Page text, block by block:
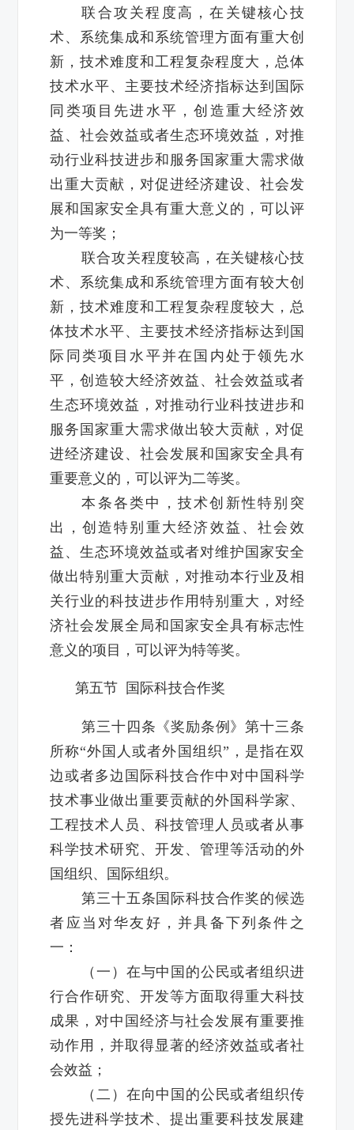
联合攻关程度高，在关键核心技
术、系统集成和系统管理方面有重大创
新，技术难度和工程复杂程度大，总体
技术水平、主要技术经济指标达到国际
同类项目先进水平，创造重大经济效
益、社会效益或者生态环境效益，对推
动行业科技进步和服务国家重大需求做
出重大贡献，对促进经济建设、社会发
展和国家安全具有重大意义的，可以评
为一等奖；
联合攻关程度较高，在关键核心技
术、系统集成和系统管理方面有较大创
新，技术难度和工程复杂程度较大，总
体技术水平、主要技术经济指标达到国
际同类项目水平并在国内处于领先水
平，创造较大经济效益、社会效益或者
生态环境效益，对推动行业科技进步和
服务国家重大需求做出较大贡献，对促
进经济建设、社会发展和国家安全具有
重要意义的，可以评为二等奖。
本条各类中，技术创新性特别突
出，创造特别重大经济效益、社会效
益、生态环境效益或者对维护国家安全
做出特别重大贡献，对推动本行业及相
关行业的科技进步作用特别重大，对经
济社会发展全局和国家安全具有标志性
意义的项目，可以评为特等奖。
第五节 国际科技合作奖
第三十四条《奖励条例》第十三条
所称“外国人或者外国组织”，是指在双
边或者多边国际科技合作中对中国科学
技术事业做出重要贡献的外国科学家、
工程技术人员、科技管理人员或者从事
科学技术研究、开发、管理等活动的外
国组织、国际组织。
第三十五条国际科技合作奖的候选
者应当对华友好，并具备下列条件之
一：
（一）在与中国的公民或者组织进
行合作研究、开发等方面取得重大科技
成果，对中国经济与社会发展有重要推
动作用，并取得显著的经济效益或者社
会效益；
（二）在向中国的公民或者组织传
授先进科学技术、提出重要科技发展建